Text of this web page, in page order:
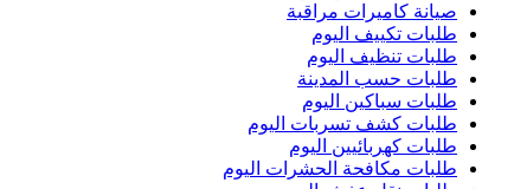
صيانة كاميرات مراقبة
طلبات تكييف اليوم
طلبات تنظيف اليوم
طلبات حسب المدينة
طلبات سباكين اليوم
طلبات كشف تسربات اليوم
طلبات كهربائيين اليوم
طلبات مكافحة الحشرات اليوم